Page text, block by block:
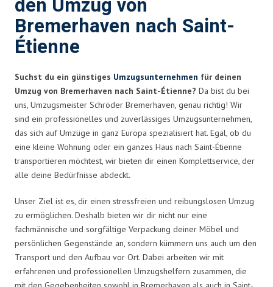
den Umzug von
Bremerhaven nach Saint-
Étienne
Suchst du ein günstiges Umzugsunternehmen für deinen
Umzug von Bremerhaven nach Saint-Étienne? Da bist du bei
uns, Umzugsmeister Schröder Bremerhaven, genau richtig! Wir
sind ein professionelles und zuverlässiges Umzugsunternehmen,
das sich auf Umzüge in ganz Europa spezialisiert hat. Egal, ob du
eine kleine Wohnung oder ein ganzes Haus nach Saint-Étienne
transportieren möchtest, wir bieten dir einen Komplettservice, der
alle deine Bedürfnisse abdeckt.
Unser Ziel ist es, dir einen stressfreien und reibungslosen Umzug
zu ermöglichen. Deshalb bieten wir dir nicht nur eine
fachmännische und sorgfältige Verpackung deiner Möbel und
persönlichen Gegenstände an, sondern kümmern uns auch um den
Transport und den Aufbau vor Ort. Dabei arbeiten wir mit
erfahrenen und professionellen Umzugshelfern zusammen, die